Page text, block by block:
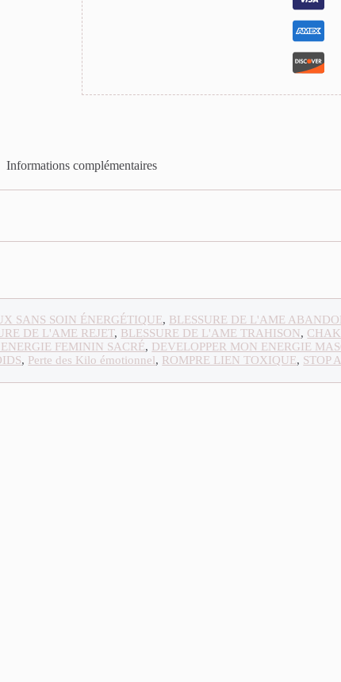
Informations complémentaires
SANS SOIN ÉNERGÉTIQUE, BLESSURE DE L'AME
DE L'AME REJET, BLESSURE DE L'AME TRAHISON,
FEMININ SACRÉ, DEVELOPPER MON ENERGIE
, Perte des Kilo émotionnel, ROMPRE LIEN TOXIQUE, STOP